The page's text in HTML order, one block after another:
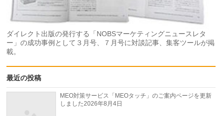
ダイレクト出版の発行する「NOBSマーケティングニュースレタ
ー」の成功事例として３月号、７月号に対談記事、集客ツールが掲
載。
最近の投稿
MEO対策サービス「MEOタッチ」のご案内ページを更新
しました2026年8月4日